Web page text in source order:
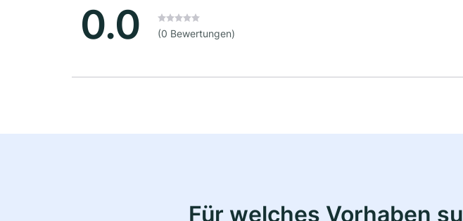
0.0 (0 Bewertungen)
Für welches Vorhaben